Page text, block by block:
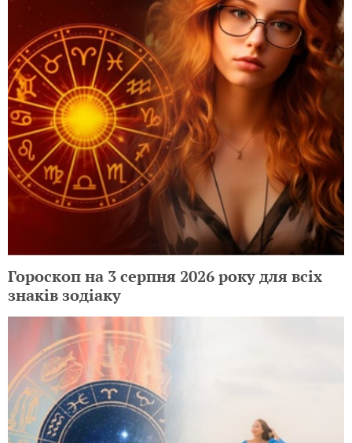
Гороскоп на 3 серпня 2026 року для всіх
знаків зодіаку